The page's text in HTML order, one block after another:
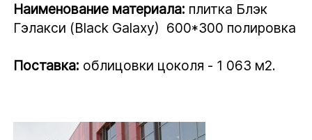
Наименование материала: плитка Блэк
Гэлакси (Black Galaxy) 600*300 полировка
Поставка: облицовки цоколя - 1 063 м2.